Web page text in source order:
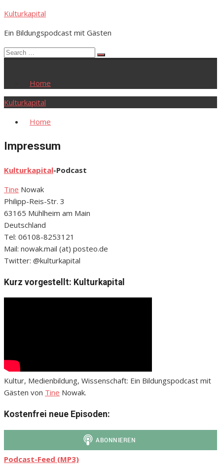
Skip
content
Kulturkapital
Ein Bildungspodcast mit Gästen
Search
Search
Home
Kulturkapital
Home
Impressum
Kulturkapital-Podcast
Tine Nowak
Philipp-Reis-Str. 3
63165 Mühlheim am Main
Deutschland
Tel: 06108-8253121
Mail: nowak.mail (at) posteo.de
Twitter: @kulturkapital
Kurz vorgestellt: Kulturkapital
Kultur, Medienbildung, Wissenschaft: Ein Bildungspodcast mit
Gästen von Tine Nowak.
Kostenfrei neue Episoden:
Podcast-Feed (MP3)